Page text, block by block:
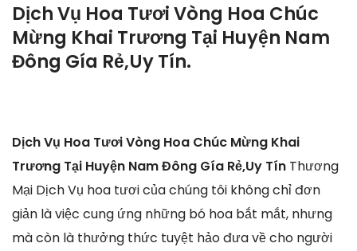
Dịch Vụ Hoa Tươi Vòng Hoa Chúc
Mừng Khai Trương Tại Huyện Nam
Đông Gía Rẻ,Uy Tín.
Dịch Vụ Hoa Tươi Vòng Hoa Chúc Mừng Khai
Trương Tại Huyện Nam Đông Gía Rẻ,Uy Tín Thương
Mại Dịch Vụ hoa tươi của chúng tôi không chỉ đơn
giản là việc cung ứng những bó hoa bắt mắt, nhưng
mà còn là thưởng thức tuyệt hảo đưa về cho người